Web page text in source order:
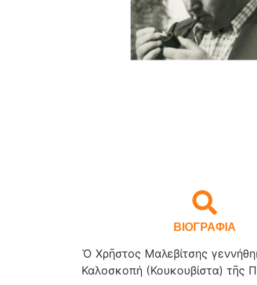
ΒΙΟΓΡΑΦΙΑ
Ὁ Χρῆστος Μαλεβίτσης
Καλοσκοπή (Κουκουβίστα) τῆς